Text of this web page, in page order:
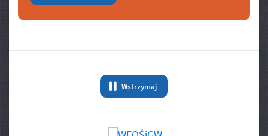
Wstrzymaj
animację Banery/Logo